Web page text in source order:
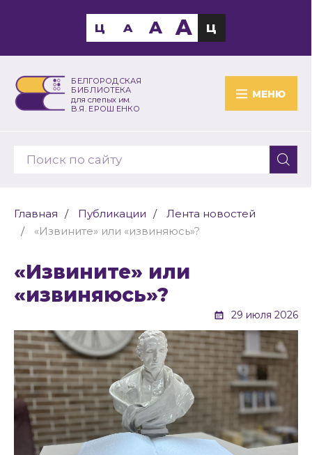
БЕЛГОРОДСКАЯ
БИБЛИОТЕКА
для слепых им.
В.Я. ЕРОШЕНКО
МЕНЮ
Ц A A A Ц
Главная Публикации
Лента новостей
«Извините» или «извиняюсь»?
«Извините» или
«извиняюсь»?
29 июля 2026